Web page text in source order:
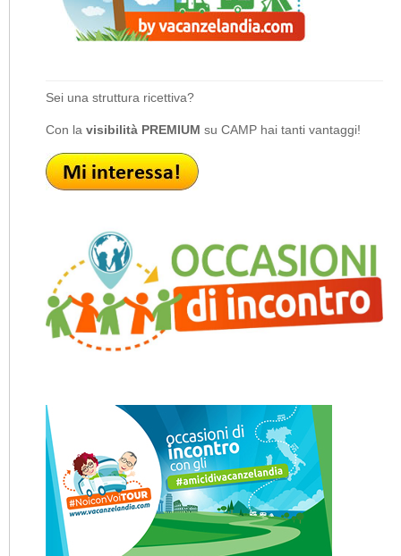
Sei una struttura ricettiva?
Con la visibilità PREMIUM su CAMP hai tanti vantaggi!